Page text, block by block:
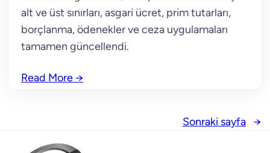
alt ve üst sınırları, asgari ücret, prim tutarları,
borçlanma, ödenekler ve ceza uygulamaları
tamamen güncellendi.
Read More →
Sonraki sayfa →